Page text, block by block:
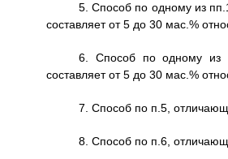
5. Способ по одному из
составляет от 5 до 30 мас.%
6. Способ по одному из
составляет от 5 до 30 мас.%
7. Способ по п.5,
8. Способ по п.6,